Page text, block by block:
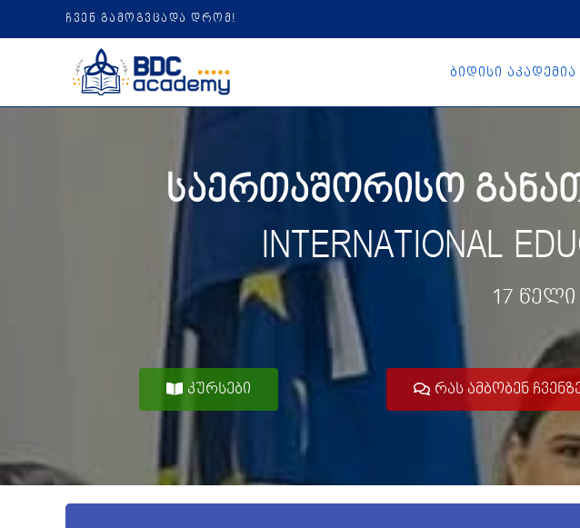
ჩვენ გამოგვცადა დრომ!
ბიდისი აკადემია
საერთაშორისო
INTERNATIONAL
17
კურსები რას ამბობენ